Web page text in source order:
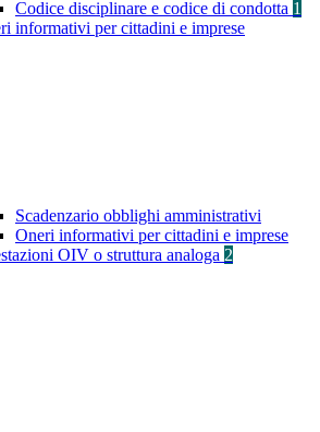
Codice disciplinare e codice di condotta 1
informativi per cittadini e imprese
Scadenzario obblighi amministrativi
Oneri informativi per cittadini e imprese
OIV o struttura analoga 2